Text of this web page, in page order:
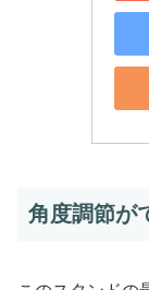
角度調節が